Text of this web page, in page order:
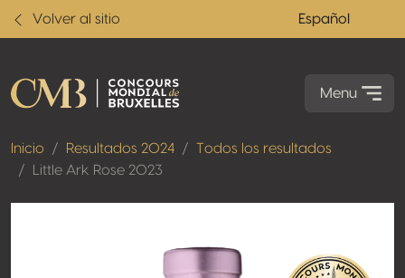
Volver al sitio Español
Menu
Inicio Resultados 2024
Todos los resultados
Little Ark Rose 2023